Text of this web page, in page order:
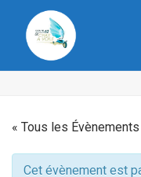
« Tous les Évènements
Cet évènement est